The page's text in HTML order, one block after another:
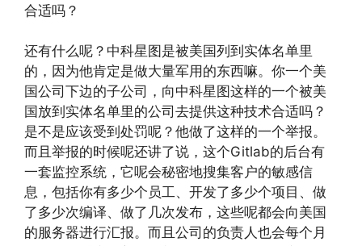
合适吗？
还有什么呢？中科星图是被美国列到实体名单里
的，因为他肯定是做大量军用的东西嘛。你一个美
国公司下边的子公司，向中科星图这样的一个被美
国放到实体名单里的公司去提供这种技术合适吗？
是不是应该受到处罚呢？他做了这样的一个举报。
而且举报的时候呢还讲了说，这个Gitlab的后台有
一套监控系统，它呢会秘密地搜集客户的敏感信
息，包括你有多少个员工、开发了多少个项目、做
了多少次编译、做了几次发布，这些呢都会向美国
的服务器进行汇报。而且公司的负责人也会每个月